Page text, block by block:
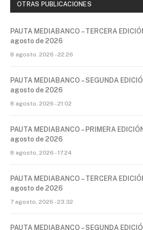
OTRAS PUBLICACIONES
PAUTA MEDIABANCO – TERCERA
agosto de 2026
8 agosto, 2026 - 22:26
PAUTA MEDIABANCO – SEGUNDA
agosto de 2026
8 agosto, 2026 - 21:02
PAUTA MEDIABANCO – PRIMERA
agosto de 2026
8 agosto, 2026 - 17:24
PAUTA MEDIABANCO – TERCERA
agosto de 2026
7 agosto, 2026 - 23:32
PAUTA MEDIABANCO – SEGUNDA